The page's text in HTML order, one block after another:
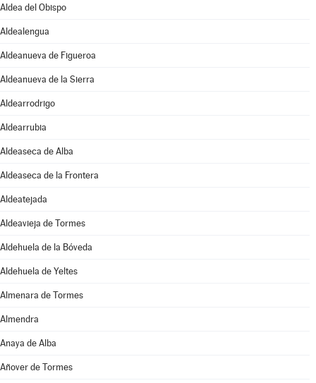
Aldea del Obispo
Aldealengua
Aldeanueva de Figueroa
Aldeanueva de la Sierra
Aldearrodrigo
Aldearrubia
Aldeaseca de Alba
Aldeaseca de la Frontera
Aldeatejada
Aldeavieja de Tormes
Aldehuela de la Bóveda
Aldehuela de Yeltes
Almenara de Tormes
Almendra
Anaya de Alba
Añover de Tormes